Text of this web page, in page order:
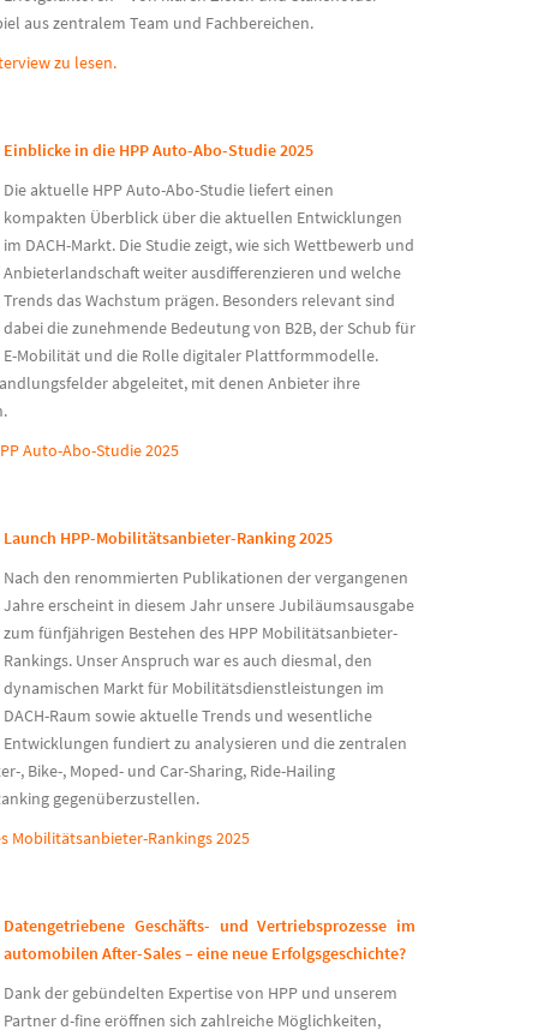
aus zentralem Team und Fachbereichen.
zu lesen.
Einblicke in die HPP Auto-Abo-Studie 2025
Die aktuelle HPP Auto-Abo-Studie liefert einen
kompakten Überblick über die aktuellen Entwicklungen
im DACH-Markt. Die Studie zeigt, wie sich Wettbewerb und
Anbieterlandschaft weiter ausdifferenzieren und welche
Trends das Wachstum prägen. Besonders relevant sind
dabei die zunehmende Bedeutung von B2B, der Schub für
E-Mobilität und die Rolle digitaler Plattformmodelle.
abgeleitet, mit denen Anbieter ihre
Auto-Abo-Studie 2025
Launch HPP-Mobilitätsanbieter-Ranking 2025
Nach den renommierten Publikationen der vergangenen
Jahre erscheint in diesem Jahr unsereJubiläumsausgabe
zum fünfjährigen Bestehen des HPP Mobilitätsanbieter-
Rankings. UnserAnspruch war es auch diesmal, den
dynamischen Markt für Mobilitätsdienstleistungen im
DACH-Raum sowie aktuelle Trends und wesentliche
Entwicklungen fundiertzu analysieren und die zentralen
, Bike-, Moped- und Car-Sharing, Ride-Hailing
gegenüberzustellen.
Mobilitätsanbieter-Rankings 2025
Datengetriebene Geschäfts- und Vertriebsprozesse im
automobilen After-Sales – eine neue Erfolgsgeschichte?
Dank der gebündelten Expertise von HPP und unserem
Partner d-fine eröffnen sich zahlreiche Möglichkeiten,